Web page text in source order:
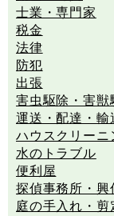
士業・専門家
税金
法律
防犯
出張
害虫駆除・害獣
運送・配達・輸
ハウスクリーニ
水のトラブル
便利屋
探偵事務所・興
庭の手入れ・剪